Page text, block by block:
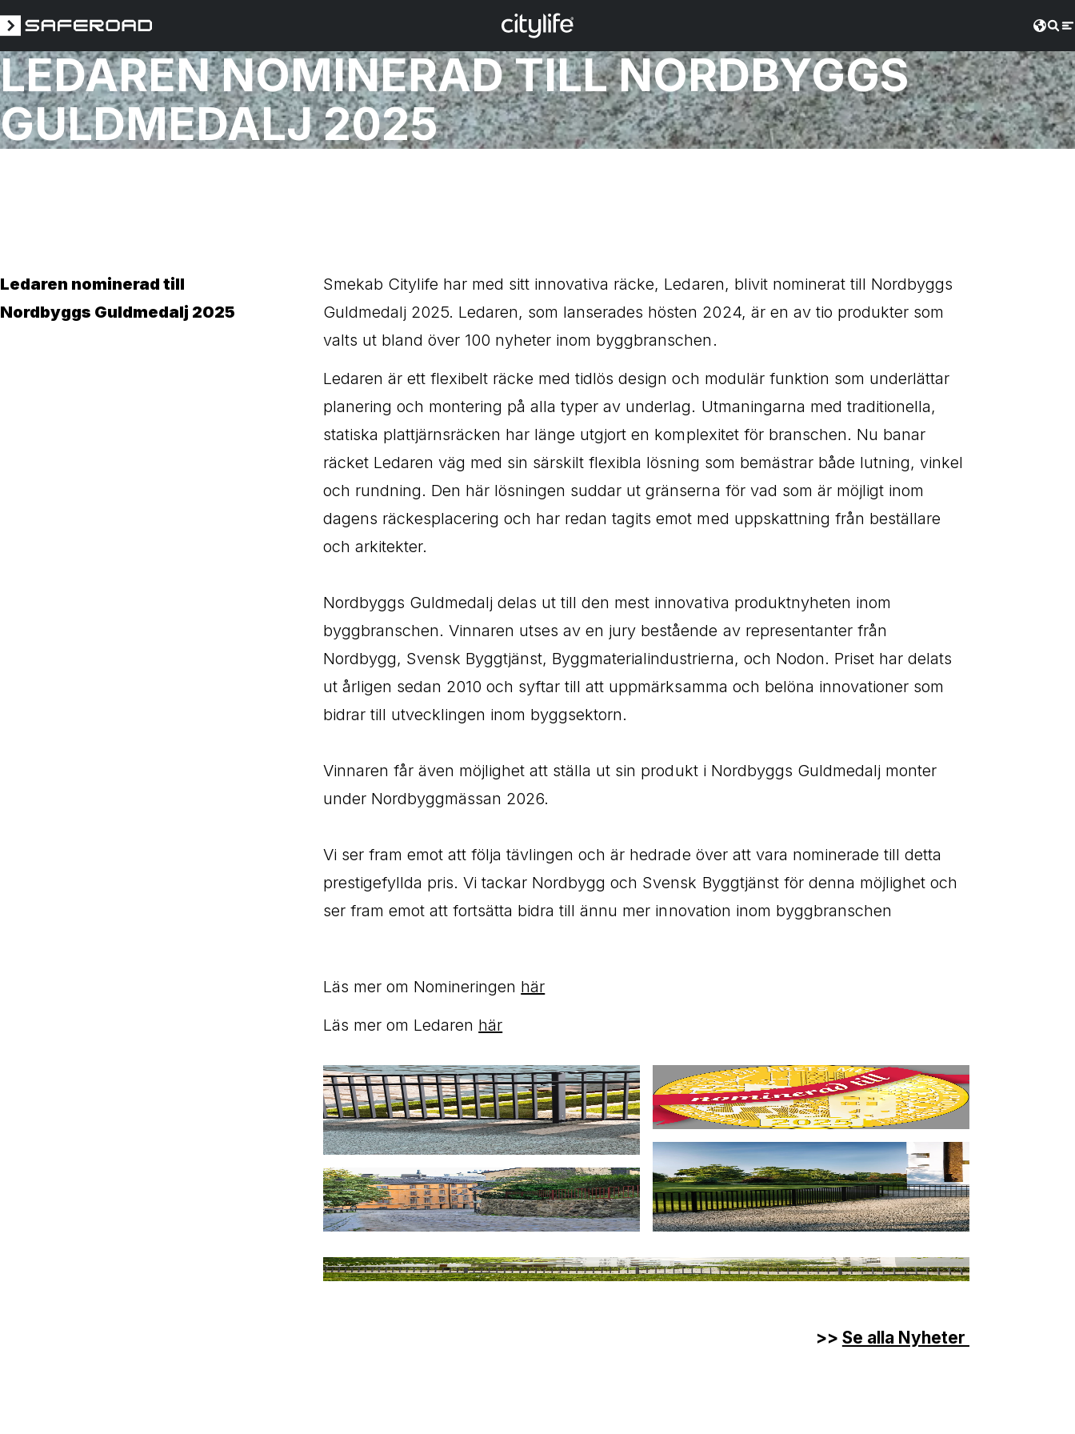
LEDAREN NOMINERAD TILL NORDBYGGS
GULDMEDALJ 2025
Ledaren nominerad till
Nordbyggs Guldmedalj 2025
Smekab Citylife har med sitt innovativa räcke, Ledaren, blivit nominerat till Nordbyggs
Guldmedalj 2025. Ledaren, som lanserades hösten 2024, är en av tio produkter som
valts ut bland över 100 nyheter inom byggbranschen.
Ledaren är ett flexibelt räcke med tidlös design och modulär funktion som underlättar
planering och montering på alla typer av underlag. Utmaningarna med traditionella,
statiska plattjärnsräcken har länge utgjort en komplexitet för branschen. Nu banar
räcket Ledaren väg med sin särskilt flexibla lösning som bemästrar både lutning, vinkel
och rundning. Den här lösningen suddar ut gränserna för vad som är möjligt inom
dagens räckesplacering och har redan tagits emot med uppskattning från beställare
och arkitekter.
Nordbyggs Guldmedalj delas ut till den mest innovativa produktnyheten inom
byggbranschen. Vinnaren utses av en jury bestående av representanter från
Nordbygg, Svensk Byggtjänst, Byggmaterialindustrierna, och Nodon. Priset har delats
ut årligen sedan 2010 och syftar till att uppmärksamma och belöna innovationer som
bidrar till utvecklingen inom byggsektorn.
Vinnaren får även möjlighet att ställa ut sin produkt i Nordbyggs Guldmedalj monter
under Nordbyggmässan 2026.
Vi ser fram emot att följa tävlingen och är hedrade över att vara nominerade till detta
prestigefyllda pris. Vi tackar Nordbygg och Svensk Byggtjänst för denna möjlighet och
ser fram emot att fortsätta bidra till ännu mer innovation inom byggbranschen
Läs mer om Nomineringen här
Läs mer om Ledaren här
>> Se alla Nyheter